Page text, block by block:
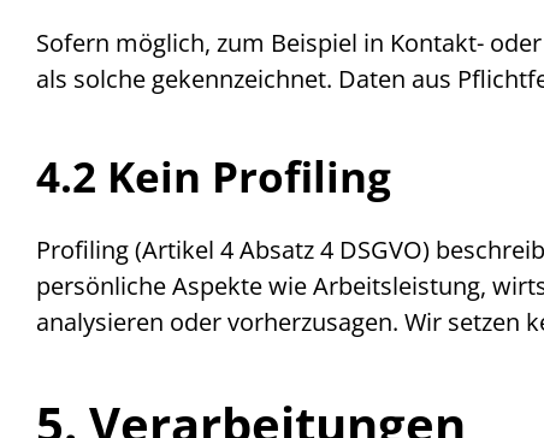
Sofern möglich, zum Beispiel in Kontakt-
als solche gekennzeichnet. Daten aus
4.2 Kein Profiling
Profiling(Artikel 4 Absatz 4 DSGVO)
persönliche Aspekte wie Arbeitsleistung,
analysieren oder vorherzusagen. Wir setzen
5. Verarbeitungen